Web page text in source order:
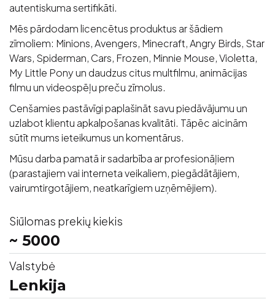
autentiskuma sertifikāti.
Mēs pārdodam licencētus produktus ar šādiem
zīmoliem: Minions, Avengers, Minecraft, Angry Birds, Star
Wars, Spiderman, Cars, Frozen, Minnie Mouse, Violetta,
My Little Pony un daudzus citus multfilmu, animācijas
filmu un videospēļu preču zīmolus.
Cenšamies pastāvīgi paplašināt savu piedāvājumu un
uzlabot klientu apkalpošanas kvalitāti. Tāpēc aicinām
sūtīt mums ieteikumus un komentārus.
Mūsu darba pamatā ir sadarbība ar profesionāļiem
(parastajiem vai interneta veikaliem, piegādātājiem,
vairumtirgotājiem, neatkarīgiem uzņēmējiem).
Siūlomas prekių kiekis
~ 5000
Valstybė
Lenkija